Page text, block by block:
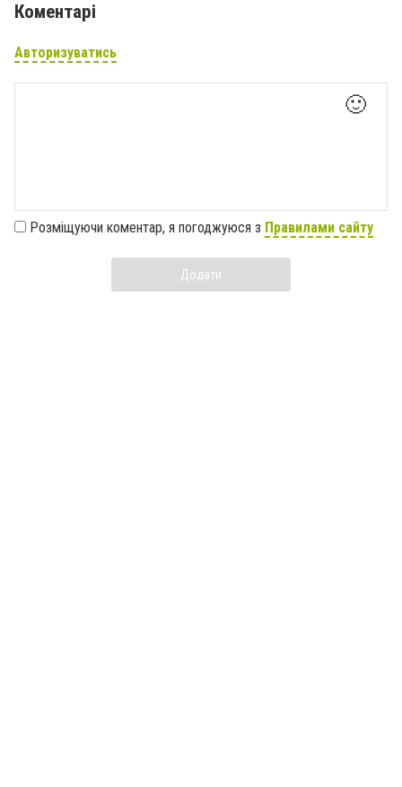
Коментарі
Авторизуватись
🙂
Розміщуючи коментар, я погоджуюся з Правилами сайту
Додати